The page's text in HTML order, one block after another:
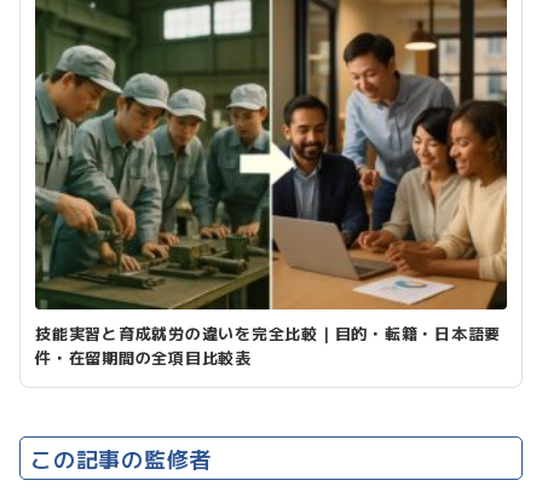
技能実習と育成就労の違いを完全比較｜目的・転籍・日本語要
件・在留期間の全項目比較表
この記事の監修者